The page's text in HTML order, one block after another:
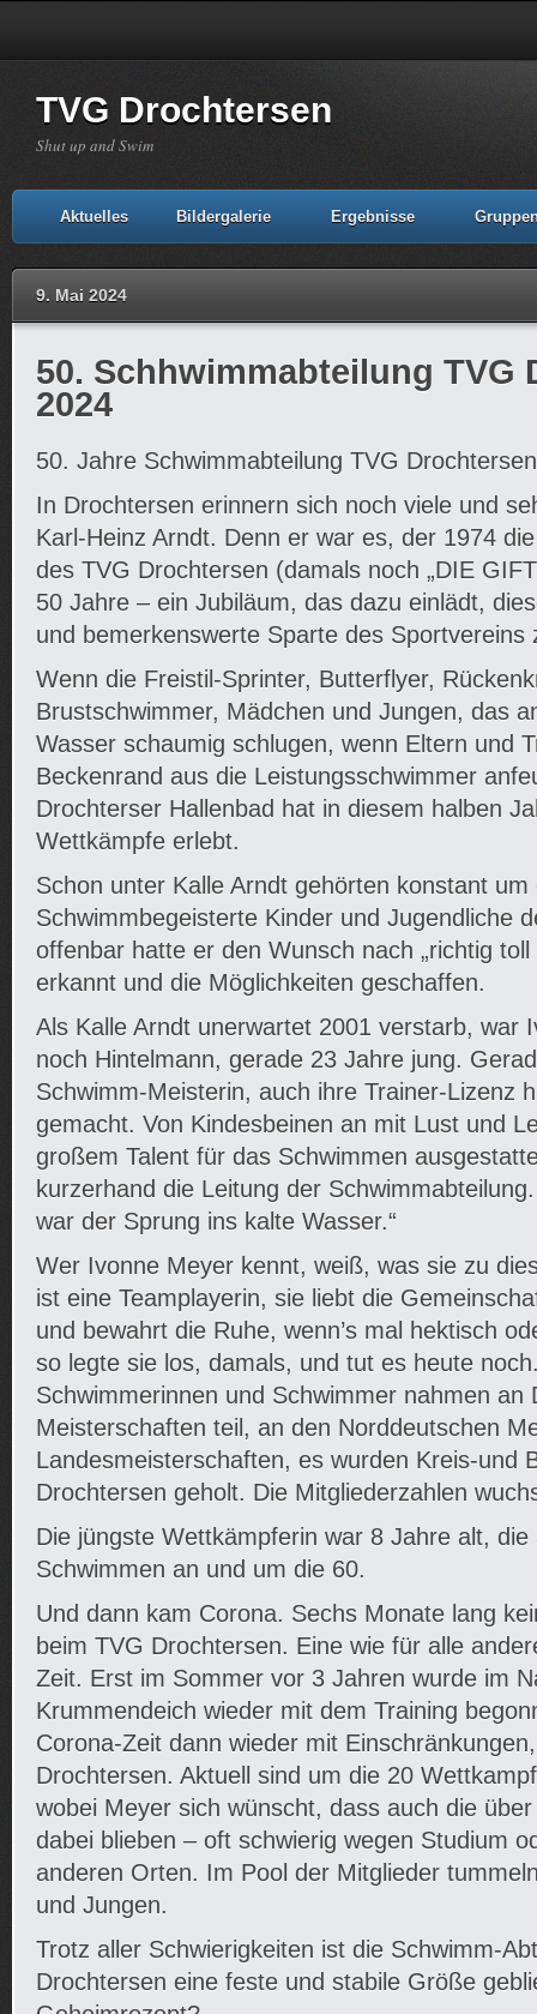
TVG Drochtersen
Shut up and Swim
Aktuelles Bildergalerie Ergebnisse
9. Mai 2024
50. Schhwimmabteilung TVG
2024
50. Jahre Schwimmabteilung TVG Drochtersen
In Drochtersen erinnern sich noch viele und
Karl-Heinz Arndt. Denn er war es, der 1974
des TVG Drochtersen (damals noch „DIE
50 Jahre – ein Jubiläum, das dazu einlädt,
und bemerkenswerte Sparte des Sportvereins
Wenn die Freistil-Sprinter, Butterflyer,
Brustschwimmer, Mädchen und Jungen, das
Wasser schaumig schlugen, wenn Eltern und
Beckenrand aus die Leistungsschwimmer
Drochterser Hallenbad hat in diesem halben
Wettkämpfe erlebt.
Schon unter Kalle Arndt gehörten konstant um
Schwimmbegeisterte Kinder und Jugendliche
offenbar hatte er den Wunsch nach „richtig toll
erkannt und die Möglichkeiten geschaffen.
Als Kalle Arndt unerwartet 2001 verstarb, war
noch Hintelmann, gerade 23 Jahre jung.
Schwimm-Meisterin, auch ihre Trainer-Lizenz
gemacht. Von Kindesbeinen an mit Lust und
großem Talent für das Schwimmen
kurzerhand die Leitung der
war der Sprung ins kalte Wasser.“
Wer Ivonne Meyer kennt, weiß, was sie zu
ist eine Teamplayerin, sie liebt die
und bewahrt die Ruhe, wenn’s mal hektisch
so legte sie los, damals, und tut es heute
Schwimmerinnen und Schwimmer nahmen an
Meisterschaften teil, an den Norddeutschen
Landesmeisterschaften, es wurden Kreis-und
Drochtersen geholt. Die Mitgliederzahlen
Die jüngste Wettkämpferin war 8 Jahre alt,
Schwimmen an und um die 60.
Und dann kam Corona. Sechs Monate lang
beim TVG Drochtersen. Eine wie für alle
Zeit. Erst im Sommer vor 3 Jahren wurde im
Krummendeich wieder mit dem Training
Corona-Zeit dann wieder mit
Drochtersen. Aktuell sind um die 20
wobei Meyer sich wünscht, dass auch die
dabei blieben – oft schwierig wegen Studium
anderen Orten. Im Pool der Mitglieder
und Jungen.
Trotz aller Schwierigkeiten ist die Schwimm-
Drochtersen eine feste und stabile Größe